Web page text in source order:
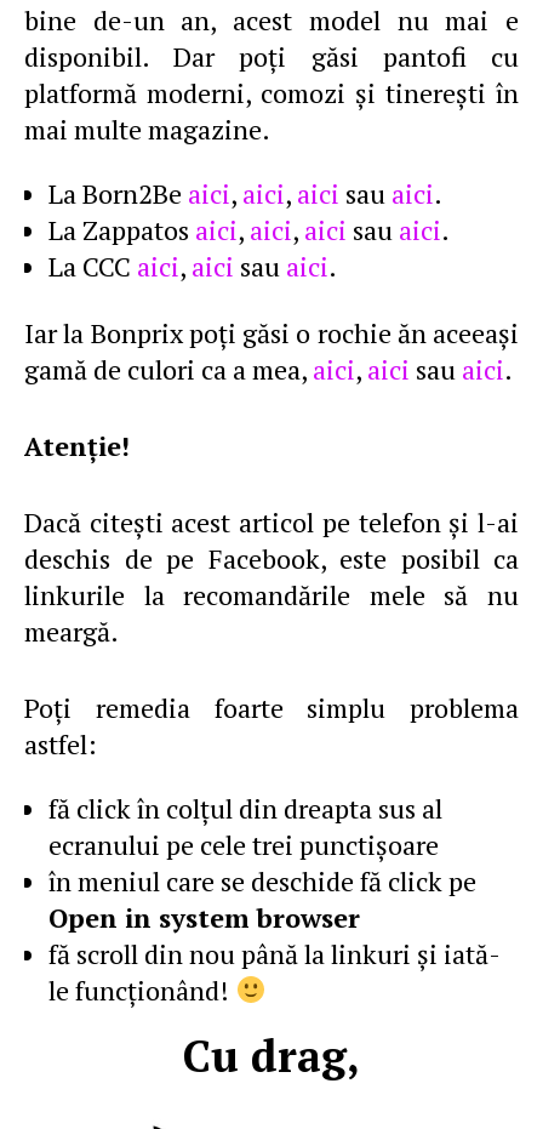
bine de-un an, acest model nu mai e
disponibil. Dar poţi găsi pantofi cu
platformă moderni, comozi şi tinereşti în
mai multe magazine.
La Born2Be aici, aici, aici sau aici.
La Zappatos aici, aici, aici sau aici.
La CCC aici, aici sau aici.
Iar la Bonprix poţi găsi o rochie ăn aceeaşi
gamă de culori ca a mea, aici, aici sau aici.
Atenţie!
Dacă citeşti acest articol pe telefon şi l-ai
deschis de pe Facebook, este posibil ca
linkurile la recomandările mele să nu
meargă.
Poţi remedia foarte simplu problema
astfel:
fă click în colţul din dreapta sus al
ecranului pe cele trei punctişoare
în meniul care se deschide fă click pe
Open in system browser
fă scroll din nou până la linkuri şi iată-
le funcţionând!
Cu drag,